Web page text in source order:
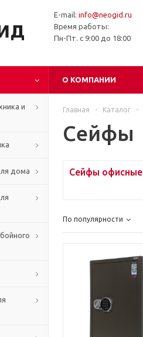
E-mail: info@neogid.ru
Время работы:
Пн-Пт. с 9:00 до 18:00
О КОМПАНИИ
и
дома
Главная - Каталог -
Сейфы
Сейфы офисные
По популярности